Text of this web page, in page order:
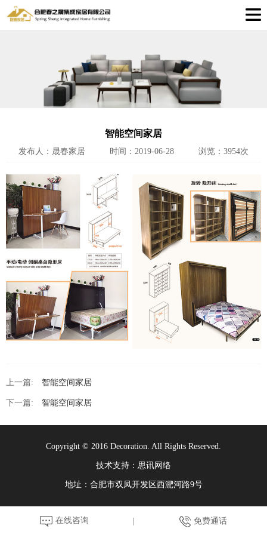
智能空间家居
发布人：晟春家居 时间：2019-06-28 浏览：3954次
上一篇: 智能空间家居
下一篇: 智能空间家居
Copyright © 2016 Decoration. All Rights Reserved.
技术支持：思讯网络
地址：合肥市双凤开发区西淝河路9号
在线咨询 免费通话